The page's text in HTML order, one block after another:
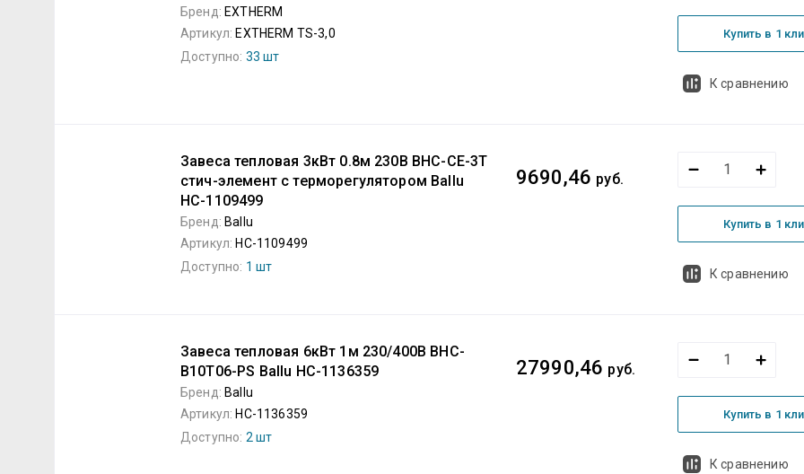
Бренд: EXTHERM
Артикул: EXTHERM TS-3,0
Доступно: 33 шт
Купить в 1
К сравнению
Завеса тепловая 3кВт 0.8м 230В BHC-CE-3T
стич-элемент с терморегулятором Ballu
НС-1109499
Бренд: Ballu
Артикул: НС-1109499
Доступно: 1 шт
9690,46 руб.
Купить в 1
К сравнению
Завеса тепловая 6кВт 1м 230/400В BHC-
B10T06-PS Ballu НС-1136359
Бренд: Ballu
Артикул: НС-1136359
Доступно: 2 шт
27990,46 руб.
Купить в 1
К сравнению